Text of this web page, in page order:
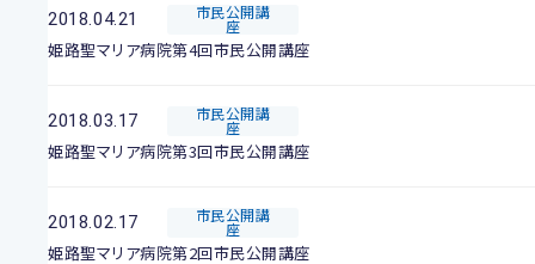
2018.04.21 市民公開講
座
姫路聖マリア病院第4回市民公開講座
2018.03.17 市民公開講
座
姫路聖マリア病院第3回市民公開講座
2018.02.17 市民公開講
座
姫路聖マリア病院第2回市民公開講座